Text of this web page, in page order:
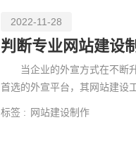
2022-11-28
当企业的外宣方式在不断升
首选的外宣平台，其网站建设
标签 : 网站建设制作